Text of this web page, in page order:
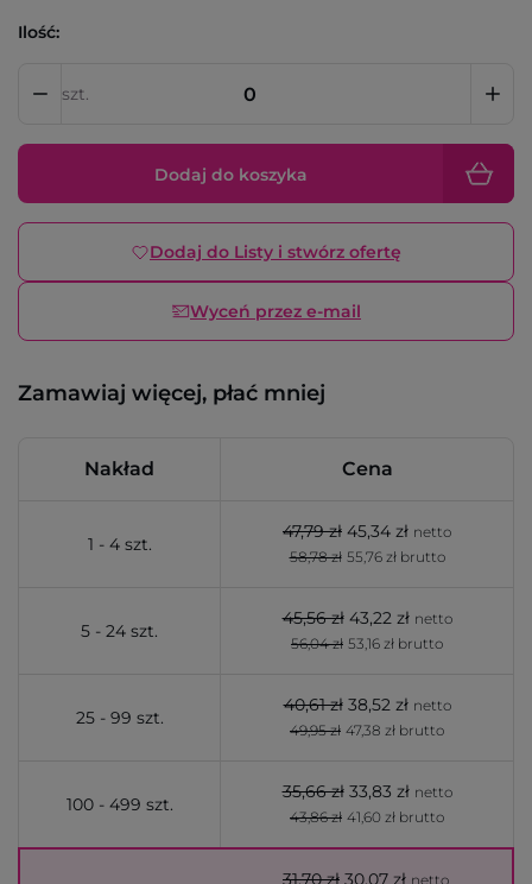
Ilość:
szt.
Dodaj do koszyka
Dodaj do Listy i stwórz ofertę
Wyceń przez e-mail
Zamawiaj więcej, płać mniej
Nakład Cena
1 - 4 szt.
47,79 zł 45,34 zł netto
58,78 zł 55,76 zł brutto
5 - 24 szt.
45,56 zł 43,22 zł netto
56,04 zł 53,16 zł brutto
25 - 99 szt.
40,61 zł 38,52 zł netto
49,95 zł 47,38 zł brutto
100 - 499 szt.
35,66 zł 33,83 zł netto
43,86 zł 41,60 zł brutto
31,70 zł 30,07 zł netto